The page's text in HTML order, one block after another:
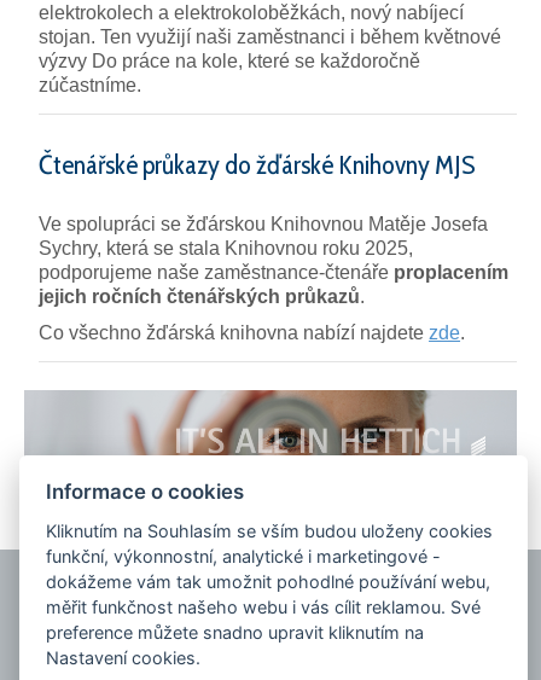
elektrokolech a elektrokoloběžkách, nový nabíjecí
stojan. Ten využijí naši zaměstnanci i během květnové
výzvy Do práce na kole, které se každoročně
zúčastníme.
Čtenářské průkazy do žďárské Knihovny MJS
Ve spolupráci se žďárskou Knihovnou Matěje Josefa
Sychry, která se stala Knihovnou roku 2025,
podporujeme naše zaměstnance-čtenáře proplacením
jejich ročních čtenářských průkazů.
Co všechno žďárská knihovna nabízí najdete zde.
Portál pro oznamovatele-whistleblowing Česky
Informace o cookies
Kliknutím na Souhlasím se vším budou uloženy cookies
funkční, výkonnostní, analytické i marketingové -
dokážeme vám tak umožnit pohodlné používání webu,
měřit funkčnost našeho webu i vás cílit reklamou. Své
preference můžete snadno upravit kliknutím na
Nastavení cookies.